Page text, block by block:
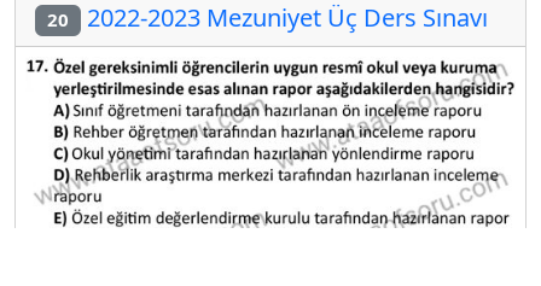
20 2022-2023 Mezuniyet Üç Ders Sınavı